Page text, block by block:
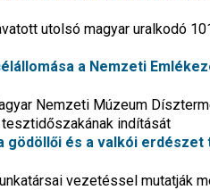
utolsó magyar uralkodó
a Nemzeti
Nemzeti Múzeum
indítását
gödöllői és a valkói erdészet
vezetéssel mutatják